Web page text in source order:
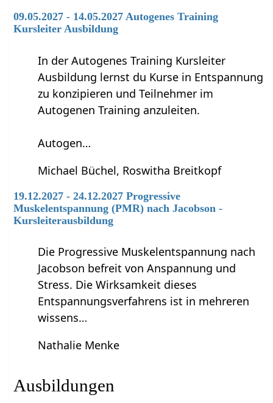
09.05.2027 - 14.05.2027 Autogenes Training
Kursleiter Ausbildung
In der Autogenes Training Kursleiter
Ausbildung lernst du Kurse in Entspannung
zu konzipieren und Teilnehmer im
Autogenen Training anzuleiten.
Autogen…
Michael Büchel, Roswitha Breitkopf
19.12.2027 - 24.12.2027 Progressive
Muskelentspannung (PMR) nach Jacobson -
Kursleiterausbildung
Die Progressive Muskelentspannung nach
Jacobson befreit von Anspannung und
Stress. Die Wirksamkeit dieses
Entspannungsverfahrens ist in mehreren
wissens…
Nathalie Menke
Ausbildungen